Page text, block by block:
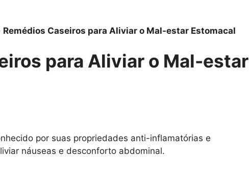
Remédios Caseiros para Aliviar o Mal-estar Estomacal
para Aliviar o Mal-estar
por suas propriedades anti-inflamatórias e
náuseas e desconforto abdominal.